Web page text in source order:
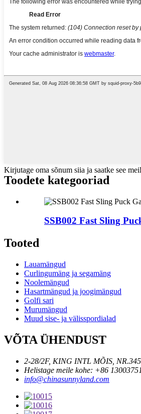
Kirjutage oma sõnum siia ja saatke see
Toodete kategooriad
SSB002 Fast Sling
Tooted
Lauamängud
Curlingumäng ja segamäng
Noolemängud
Hasartmängud ja joogimängud
Golfi sari
Murumängud
Muud sise- ja välisspordialad
VÕTA ÜHENDUST
2-28/2F, KING INTL MÕIS,
Helistage meile kohe: +86
info@chinasunnyland.com